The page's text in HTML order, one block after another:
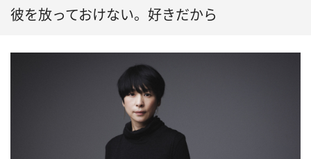
彼を放っておけない。好きだから